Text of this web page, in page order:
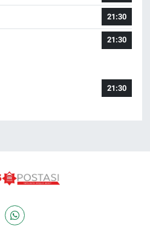
21:30
21:30
21:30